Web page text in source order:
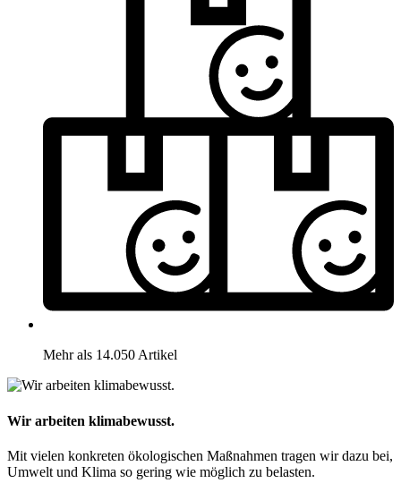
Mehr als 14.050 Artikel
Wir arbeiten klimabewusst.
Mit vielen konkreten ökologischen Maßnahmen tragen wir dazu bei,
Umwelt und Klima so gering wie möglich zu belasten.